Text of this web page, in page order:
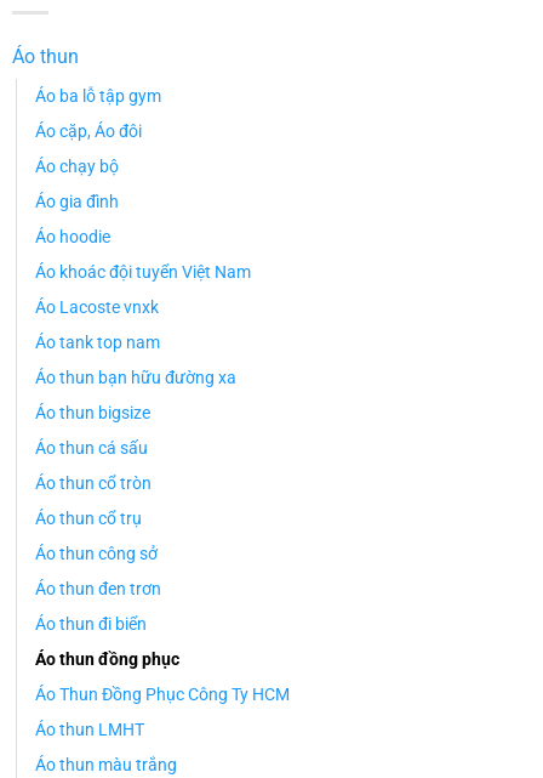
Áo thun
Áo ba lỗ tập gym
Áo cặp, Áo đôi
Áo chạy bộ
Áo gia đình
Áo hoodie
Áo khoác đội tuyển Việt Nam
Áo Lacoste vnxk
Áo tank top nam
Áo thun bạn hữu đường xa
Áo thun bigsize
Áo thun cá sấu
Áo thun cổ tròn
Áo thun cổ trụ
Áo thun công sở
Áo thun đen trơn
Áo thun đi biển
Áo thun đồng phục
Áo Thun Đồng Phục Công Ty HCM
Áo thun LMHT
Áo thun màu trắng